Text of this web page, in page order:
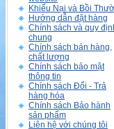
Khiếu Nại và Bồi
Hướng dẫn đặt hàng
Chính sách và quy
chung
Chính sách bán hàng,
chất lượng
Chính sách bảo mật
thông tin
Chính sách Đổi - Trả
hàng hóa
Chính sách Bảo hành
sản phẩm
Liên hệ với chúng tôi